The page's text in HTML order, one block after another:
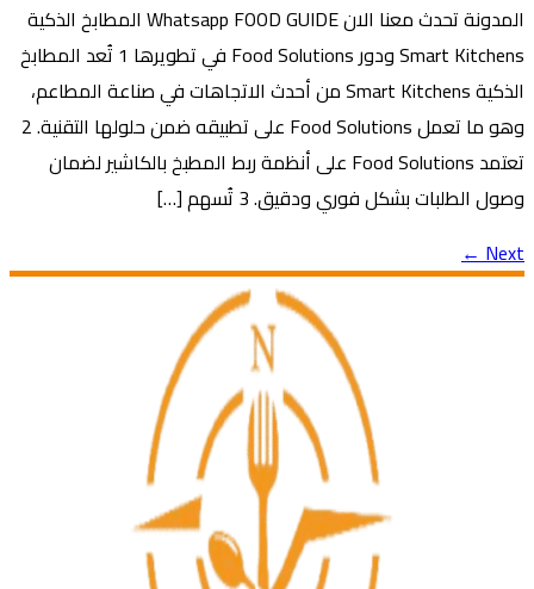
المدونة تحدث معنا الان Whatsapp FOOD GUIDE المطابخ الذكية
Smart Kitchens ودور Food Solutions في تطويرها 1 تُعد المطابخ
الذكية Smart Kitchens من أحدث الاتجاهات في صناعة المطاعم،
وهو ما تعمل Food Solutions على تطبيقه ضمن حلولها التقنية. 2
تعتمد Food Solutions على أنظمة ربط المطبخ بالكاشير لضمان
وصول الطلبات بشكل فوري ودقيق. 3 تُسهم […]
Next
←